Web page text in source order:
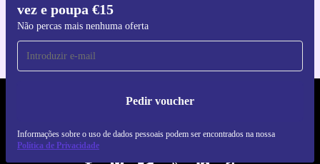
vez e poupa €15
Não percas mais nenhuma oferta
Pedir voucher
Informações sobre o uso de dados pessoais podem ser encontrados na nossa
Política de Privacidade
Para iOS e Android
REFURBED PORTUGAL - RETHINK NEW.
SEGUE-NOS